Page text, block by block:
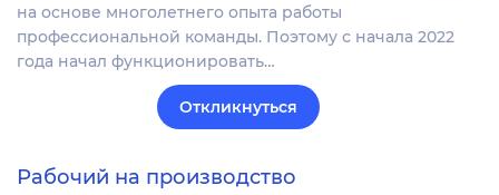
на основе многолетнего опыта работы
профессиональной команды. Поэтому с начала 2022
года начал функционировать…
Откликнуться
Рабочий на производство